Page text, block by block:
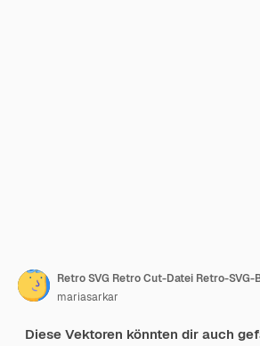
mariasarkar
Diese Vektoren könnten dir auch